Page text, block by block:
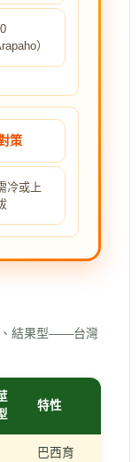
）
策
冷或上
、結果型——台灣
特性
巴西育